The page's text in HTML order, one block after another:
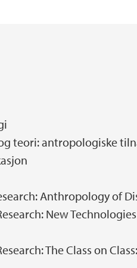
teori: antropologiske
Anthropology of
New
The Class on